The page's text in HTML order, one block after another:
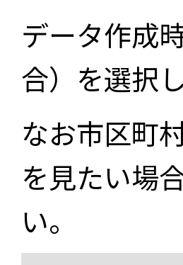
データ作成
合）を選択
なお市区町
を見たい場
い。